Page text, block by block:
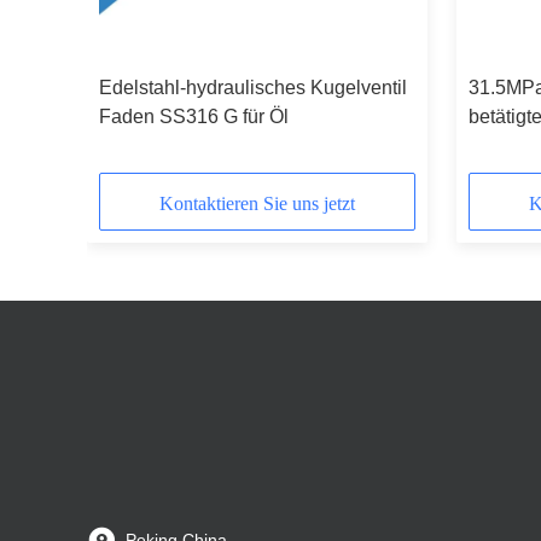
Edelstahl-hydraulisches Kugelventil
Faden SS316 G für Öl
Kontaktieren Sie uns jetzt